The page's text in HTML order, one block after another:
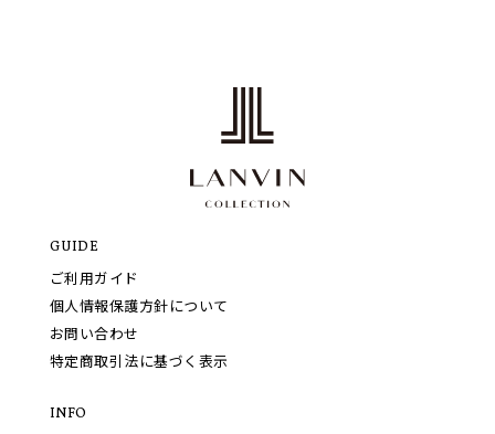
GUIDE
ご利用ガイド
個人情報保護方針について
お問い合わせ
特定商取引法に基づく表示
INFO